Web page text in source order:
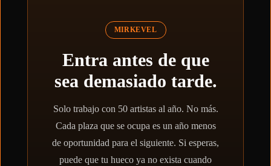
MIRKEVEL
Entra antes de que
sea demasiado tarde.
Solo trabajo con 50 artistas al año. No más.
Cada plaza que se ocupa es un año menos
de oportunidad para el siguiente. Si esperas,
puede que tu hueco ya no exista cuando